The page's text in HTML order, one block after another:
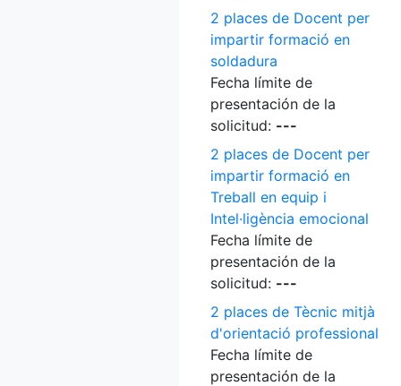
2 places de Docent per
impartir formació en
soldadura
Fecha límite de
presentación de la
solicitud: ---
2 places de Docent per
impartir formació en
Treball en equip i
Intel·ligència emocional
Fecha límite de
presentación de la
solicitud: ---
2 places de Tècnic mitjà
d'orientació professional
Fecha límite de
presentación de la